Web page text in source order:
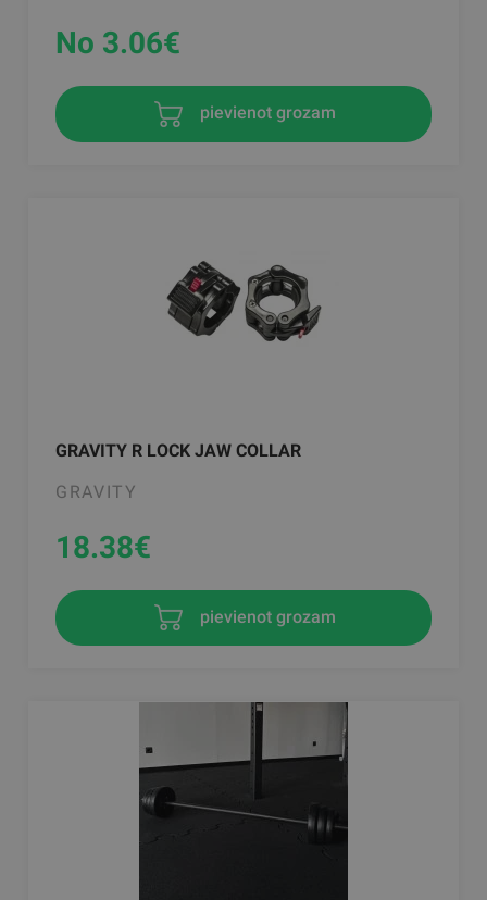
No 3.06€
pievienot grozam
GRAVITY R LOCK JAW COLLAR
GRAVITY
18.38€
pievienot grozam